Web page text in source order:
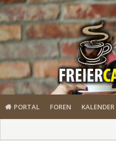
PORTAL FOREN KALENDER